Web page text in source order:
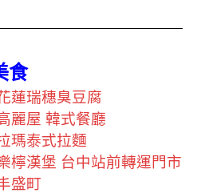
食
蓮瑞穗臭豆腐
麗屋 韓式餐廳
瑪泰式拉麵
檸漢堡 台中站前轉運門市
盛町